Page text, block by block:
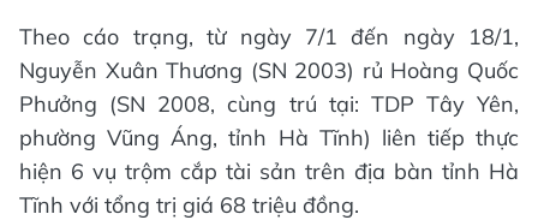
Theo cáo trạng, từ ngày 7/1 đến ngày 18/1,
Nguyễn Xuân Thương (SN 2003) rủ Hoàng Quốc
Phưởng (SN 2008, cùng trú tại: TDP Tây Yên,
phường Vũng Áng, tỉnh Hà Tĩnh) liên tiếp thực
hiện 6 vụ trộm cắp tài sản trên địa bàn tỉnh Hà
Tĩnh với tổng trị giá 68 triệu đồng.